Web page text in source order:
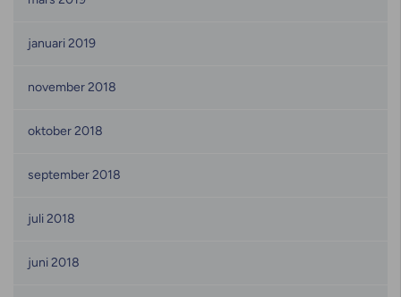
januari 2019
november 2018
oktober 2018
september 2018
juli 2018
juni 2018